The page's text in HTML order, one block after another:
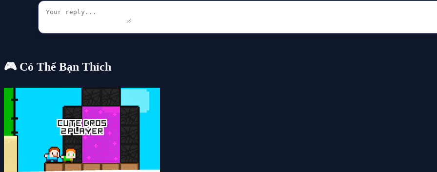
🎮 Có Thể Bạn Thích